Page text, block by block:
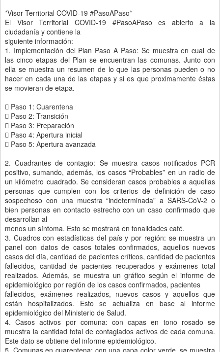
*Visor Territorial COVID-19 #PasoAPaso*
El Visor Territorial COVID-19 #PasoAPaso es abierto a la
ciudadanía y contiene la
siguiente información:
1. Implementación del Plan Paso A Paso: Se muestra en cual de
las cinco etapas del Plan se encuentran las comunas. Junto con
ella se muestra un resumen de lo que las personas pueden o no
hacer en cada una de las etapas y si es que proximamente éstas
se movieran de etapa.
 Paso 1: Cuarentena
 Paso 2: Transición
 Paso 3: Preparación
 Paso 4: Apertura inicial
 Paso 5: Apertura avanzada
2. Cuadrantes de contagio: Se muestra casos notificados PCR
positivo, sumando, además, los casos “Probables” en un radio de
un kilómetro cuadrado. Se consideran casos probables a aquellas
personas que cumplen con los criterios de definición de caso
sospechoso con una muestra “indeterminada” a SARS-CoV-2 o
bien personas en contacto estrecho con un caso confirmado que
desarrollan al
menos un síntoma. Esto se mostrará en tonalidades café.
3. Cuadros con estadísticas del país y por región: se muestra un
panel con datos de casos totales confirmados, aquellos nuevos
casos del día, cantidad de pacientes críticos, cantidad de pacientes
fallecidos, cantidad de pacientes recuperados y exámenes total
realizados. Además, se muestra un gráfico según el informe de
epidemiológico por región de los casos confirmados, pacientes
fallecidos, exámenes realizados, nuevos casos y aquellos que
están hospitalizados. Esto se actualiza en base al informe
epidemiológico del Ministerio de Salud.
4. Casos activos por comuna: con capas en tono rosado se
muestra la cantidad total de contagiados activos de cada comuna.
Este dato se obtiene del informe epidemiológico.